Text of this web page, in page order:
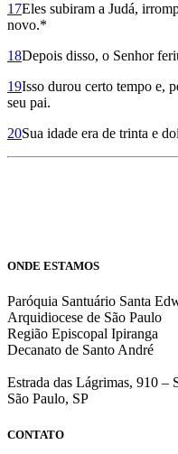
17Eles subiram a Judá,
novo.*
18Depois disso, o Senhor
19Isso durou certo tempo e,
seu pai.
20Sua idade era de trinta e
ONDE ESTAMOS
Paróquia Santuário Santa
Arquidiocese de São Paulo
Região Episcopal Ipiranga
Decanato de Santo André
Estrada das Lágrimas, 910 –
São Paulo, SP
CONTATO